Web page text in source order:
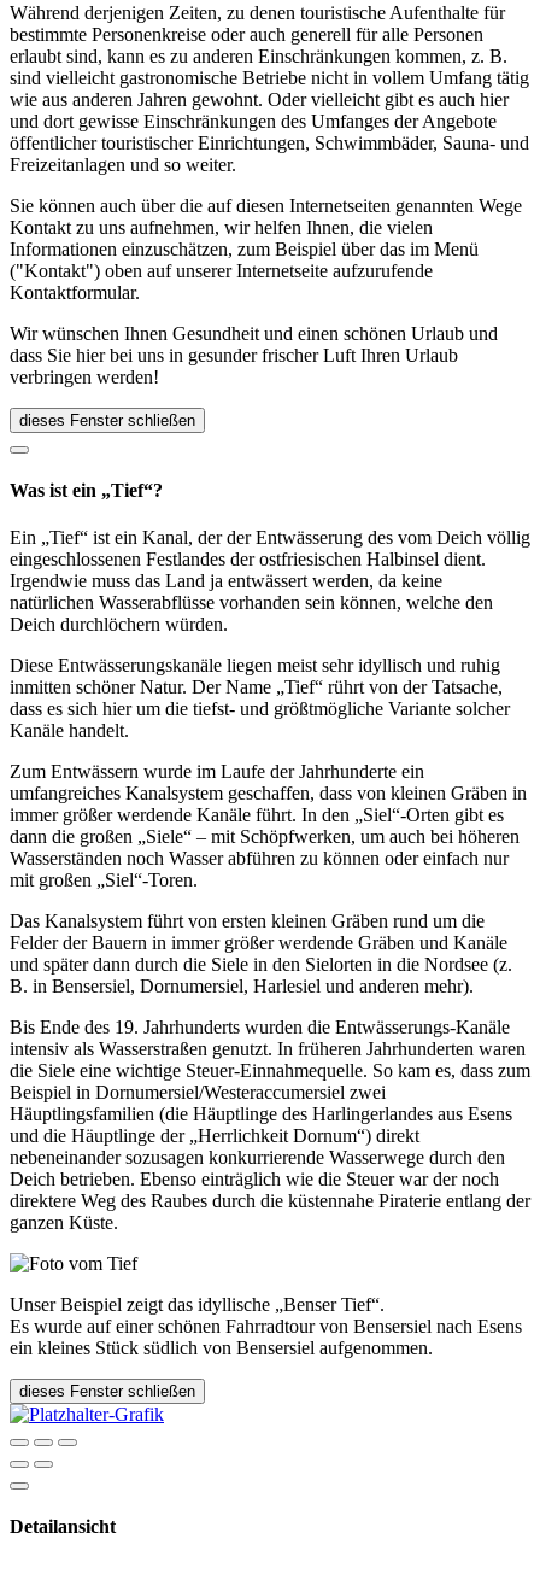
Während derjenigen Zeiten, zu denen touristische Aufenthalte für
bestimmte Personenkreise oder auch generell für alle Personen
erlaubt sind, kann es zu anderen Einschränkungen kommen, z. B.
sind vielleicht gastronomische Betriebe nicht in vollem Umfang tätig
wie aus anderen Jahren gewohnt. Oder vielleicht gibt es auch hier
und dort gewisse Einschränkungen des Umfanges der Angebote
öffentlicher touristischer Einrichtungen, Schwimmbäder, Sauna- und
Freizeitanlagen und so weiter.
Sie können auch über die auf diesen Internetseiten genannten Wege
Kontakt zu uns aufnehmen, wir helfen Ihnen, die vielen
Informationen einzuschätzen, zum Beispiel über das im Menü
("Kontakt") oben auf unserer Internetseite aufzurufende
Kontaktformular.
Wir wünschen Ihnen Gesundheit und einen schönen Urlaub und
dass Sie hier bei uns in gesunder frischer Luft Ihren Urlaub
verbringen werden!
dieses Fenster schließen
Was ist ein „Tief“?
Ein „Tief“ ist ein Kanal, der der Entwässerung des vom Deich völlig
eingeschlossenen Festlandes der ostfriesischen Halbinsel dient.
Irgendwie muss das Land ja entwässert werden, da keine
natürlichen Wasserabflüsse vorhanden sein können, welche den
Deich durchlöchern würden.
Diese Entwässerungskanäle liegen meist sehr idyllisch und ruhig
inmitten schöner Natur. Der Name „Tief“ rührt von der Tatsache,
dass es sich hier um die tiefst- und größtmögliche Variante solcher
Kanäle handelt.
Zum Entwässern wurde im Laufe der Jahrhunderte ein
umfangreiches Kanalsystem geschaffen, dass von kleinen Gräben in
immer größer werdende Kanäle führt. In den „Siel“-Orten gibt es
dann die großen „Siele“ – mit Schöpfwerken, um auch bei höheren
Wasserständen noch Wasser abführen zu können oder einfach nur
mit großen „Siel“-Toren.
Das Kanalsystem führt von ersten kleinen Gräben rund um die
Felder der Bauern in immer größer werdende Gräben und Kanäle
und später dann durch die Siele in den Sielorten in die Nordsee (z.
B. in Bensersiel, Dornumersiel, Harlesiel und anderen mehr).
Bis Ende des 19. Jahrhunderts wurden die Entwässerungs-Kanäle
intensiv als Wasserstraßen genutzt. In früheren Jahrhunderten waren
die Siele eine wichtige Steuer-Einnahmequelle. So kam es, dass zum
Beispiel in Dornumersiel/Westeraccumersiel zwei
Häuptlingsfamilien (die Häuptlinge des Harlingerlandes aus Esens
und die Häuptlinge der „Herrlichkeit Dornum“) direkt
nebeneinander sozusagen konkurrierende Wasserwege durch den
Deich betrieben. Ebenso einträglich wie die Steuer war der noch
direktere Weg des Raubes durch die küstennahe Piraterie entlang der
ganzen Küste.
Unser Beispiel zeigt das idyllische „Benser Tief“.
Es wurde auf einer schönen Fahrradtour von Bensersiel nach Esens
ein kleines Stück südlich von Bensersiel aufgenommen.
dieses Fenster schließen
Detailansicht